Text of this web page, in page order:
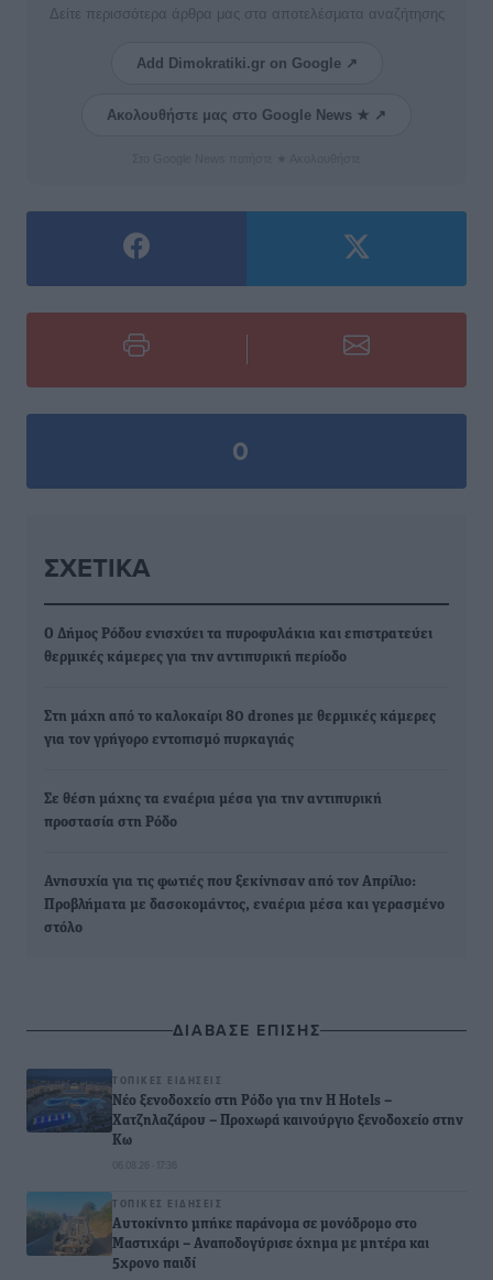
Δείτε περισσότερα άρθρα μας στα αποτελέσματα αναζήτησης
Add Dimokratiki.gr on Google ↗
Ακολουθήστε μας στο Google News ★ ↗
0
ΣΧΕΤΙΚΆ
Ο Δήμος Ρόδου ενισχύει τα πυροφυλάκια και επιστρατεύει
θερμικές κάμερες για την αντιπυρική περίοδο
Στη μάχη από το καλοκαίρι 80 drones με θερμικές κάμερες
για τον γρήγορο εντοπισμό πυρκαγιάς
Σε θέση μάχης τα εναέρια μέσα για την αντιπυρική
προστασία στη Ρόδο
Ανησυχία για τις φωτιές που ξεκίνησαν από τον Απρίλιο:
Προβλήματα με δασοκομάντος, εναέρια μέσα και γερασμένο
στόλο
ΔΙΑΒΑΣΕ ΕΠΙΣΗΣ
ΤΟΠΙΚΈΣ ΕΙΔΉΣΕΙΣ
Νέο ξενοδοχείο στη Ρόδο για την H Hotels –
Χατζηλαζάρου – Προχωρά καινούργιο ξενοδοχείο στην
Κω
06.08.26 · 17:36
ΤΟΠΙΚΈΣ ΕΙΔΉΣΕΙΣ
Αυτοκίνητο μπήκε παράνομα σε μονόδρομο στο
Μαστιχάρι – Αναποδογύρισε όχημα με μητέρα και
5χρονο παιδί